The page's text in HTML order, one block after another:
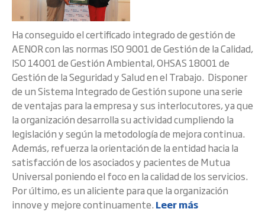
Ha conseguido el certificado integrado de gestión de
AENOR con las normas ISO 9001 de Gestión de la Calidad,
ISO 14001 de Gestión Ambiental, OHSAS 18001 de
Gestión de la Seguridad y Salud en el Trabajo. Disponer
de un Sistema Integrado de Gestión supone una serie
de ventajas para la empresa y sus interlocutores, ya que
la organización desarrolla su actividad cumpliendo la
legislación y según la metodología de mejora continua.
Además, refuerza la orientación de la entidad hacia la
satisfacción de los asociados y pacientes de Mutua
Universal poniendo el foco en la calidad de los servicios.
Por último, es un aliciente para que la organización
innove y mejore continuamente. Leer más